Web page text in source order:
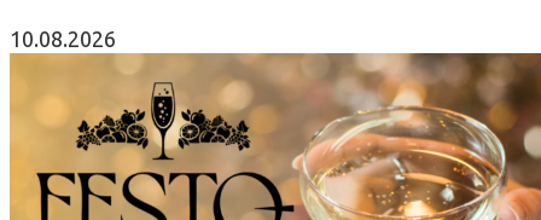
10.08.2026